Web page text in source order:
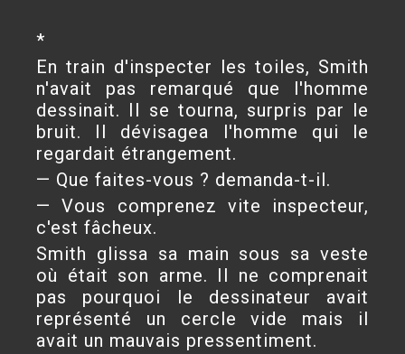
*
En train d'inspecter les toiles, Smith
n'avait pas remarqué que l'homme
dessinait. Il se tourna, surpris par le
bruit. Il dévisagea l'homme qui le
regardait étrangement.
— Que faites-vous ? demanda-t-il.
— Vous comprenez vite inspecteur,
c'est fâcheux.
Smith glissa sa main sous sa veste
où était son arme. Il ne comprenait
pas pourquoi le dessinateur avait
représenté un cercle vide mais il
avait un mauvais pressentiment.